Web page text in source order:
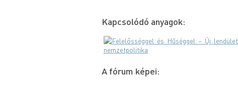
Kapcsolódó anyagok:
A fórum képei: